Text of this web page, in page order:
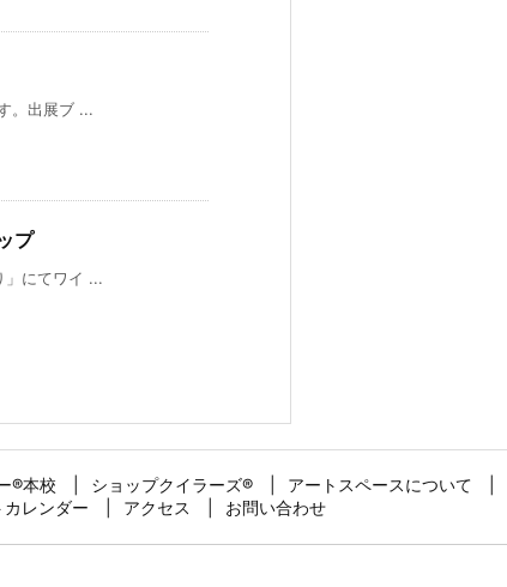
。出展ブ ...
プ
」にてワイ ...
®︎本校 ショップクイラーズ®︎ アートスペースについて
カレンダー アクセス お問い合わせ